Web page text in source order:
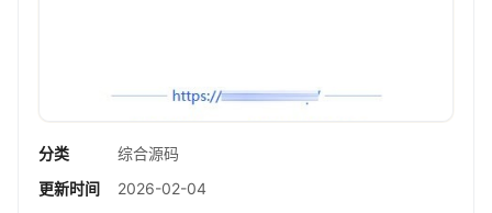
分类
综合源码
更新时间
2026-02-04